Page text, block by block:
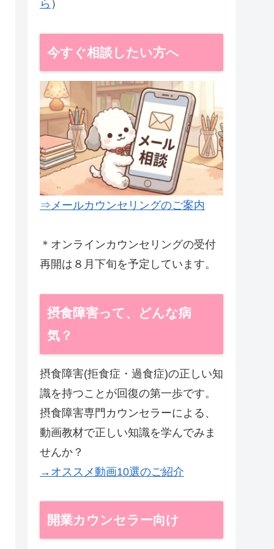
ら ）
今すぐ相談したい方へ
⇒メールカウンセリングのご案内
＊オンラインカウンセリングの受付
再開は８月下旬を予定しています。
摂食障害って、どんな病
気？
摂食障害(拒食症・過食症)の正しい知
識を持つことが回復の第一歩です。
摂食障害専門カウンセラーによる、
動画教材で正しい知識を学んでみま
せんか？
→オススメ動画10選のご紹介
開業カウンセラー向け